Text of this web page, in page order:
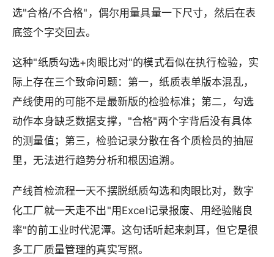
选"合格/不合格"，偶尔用量具量一下尺寸，然后在表
底签个字交回去。
这种"纸质勾选+肉眼比对"的模式看似在执行检验，实
际上存在三个致命问题：第一，纸质表单版本混乱，
产线使用的可能不是最新版的检验标准；第二，勾选
动作本身缺乏数据支撑，"合格"两个字背后没有具体
的测量值；第三，检验记录分散在各个质检员的抽屉
里，无法进行趋势分析和根因追溯。
产线首检流程一天不摆脱纸质勾选和肉眼比对，数字
化工厂就一天走不出"用Excel记录报废、用经验赌良
率"的前工业时代泥潭。这句话听起来刺耳，但它是很
多工厂质量管理的真实写照。